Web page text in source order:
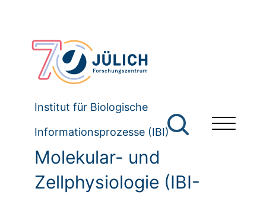
Institut für Biologische
Informationsprozesse (IBI)
Molekular- und
Zellphysiologie (IBI-